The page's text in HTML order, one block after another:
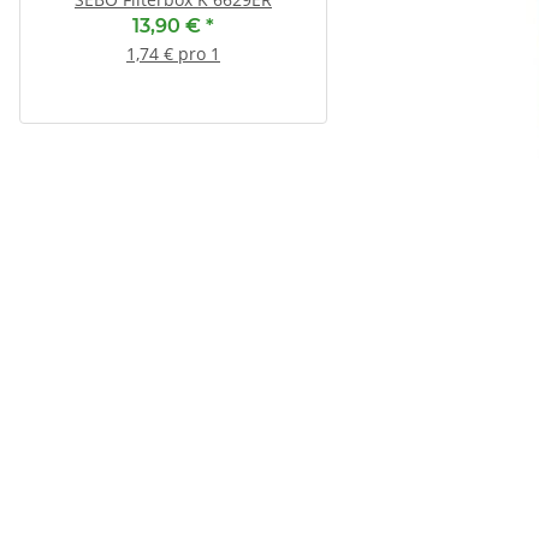
13,90 € *
1,74 € pro 1